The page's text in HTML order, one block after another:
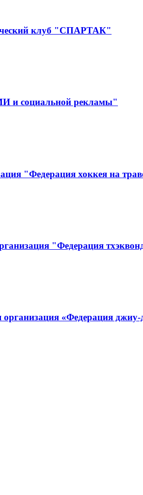
клуб "СПАРТАК"
и социальной рекламы"
"Федерация хоккея на
"Федерация
«Федерация